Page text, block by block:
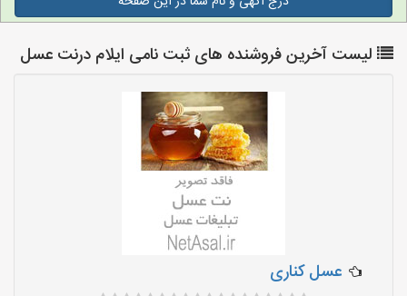
لیست آخرین فروشنده های ثبت نامی ایلام درنت عسل
عسل کناری